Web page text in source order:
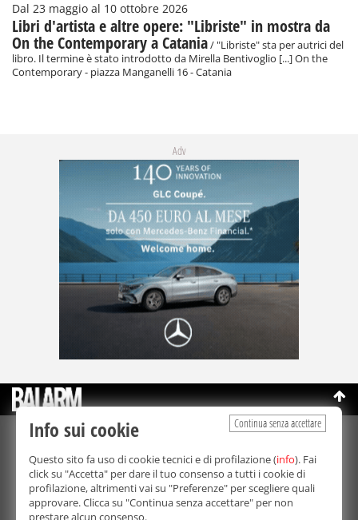
Dal 23 maggio al 10 ottobre 2026
Libri d'artista e altre opere: "Libriste" in mostra da
On the Contemporary a Catania/ "Libriste" sta per autrici del
libro. Il termine è stato introdotto da Mirella Bentivoglio [...] On the
Contemporary - piazza Manganelli 16 - Catania
Adv
©Copyright 2003-2026
Bmedia Srl- P.IVA 07064240828
La riproduzione totale o parziale di tutti i contenuti, in qualunque
forma, su qualsiasi supporto è proibita.
Balarm.it è una testata giornalistica registrata. Autorizzazione del
Tribunale di Palermo n° 32 del 21/10/2003
Continua senza accettare
Info sui cookie
Questo sito fa uso di cookie tecnici e di profilazione (info). Fai
click su "Accetta" per dare il tuo consenso a tutti i cookie di
profilazione, altrimenti vai su "Preferenze" per scegliere quali
approvare. Clicca su "Continua senza accettare" per non
prestare alcun consenso.